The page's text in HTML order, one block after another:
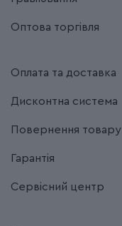
Оптова торгівля
Оплата та доставка
Дисконтна система
Повернення товару
Гарантія
Сервісний центр